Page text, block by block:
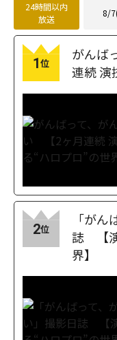
24時間以内
放送
8/
1位
がんば
連続 演
2位
「が
誌 【
界】